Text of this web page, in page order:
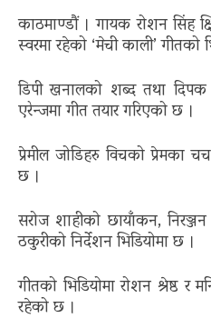
काठमाण्डौं । गायक रोशन सिंह
स्वरमा रहेको ‘मेची काली’
डिपी खनालको शब्द तथा
एरेन्जमा गीत तयार गरिएको छ ।
प्रेमील जोडिहरु विचको प्रेमका
छ ।
सरोज शाहीको छायाँकन,
ठकुरीको निर्देशन भिडियोमा छ ।
गीतको भिडियोमा रोशन श्रेष्ठ र
रहेको छ ।